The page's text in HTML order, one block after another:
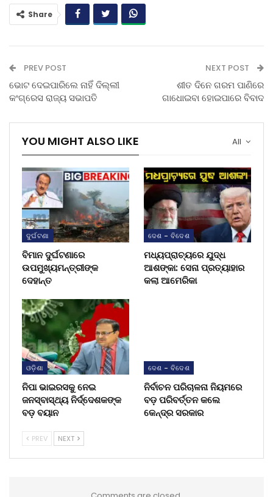
Share
PREV POST
ଭୋଟ ଦେଇପାରିଲେ ନାହିଁ ଦିଲ୍ଲୀ
କଂଗ୍ରେସ ରାଜ୍ୟ ସଭାପତି
NEXT POST
ଶୀତ ଦିନେ ଗରମ ପାଣିରେ
ଗାଧୋଇବା ହୋଇପାରେ ବିବାଦ
All
YOU MIGHT ALSO LIKE
ଦୁର୍ଘଟଣା
ବିମାନ ଦୁର୍ଘଟଣାରେ
ଉପମୁଖ୍ୟମନ୍ତ୍ରୀଙ୍କ
ଦେହାନ୍ତ
ଦେଶ - ବିଦେଶ
ମଧ୍ୟପ୍ରାଚ୍ୟରେ ଯୁଦ୍ଧ
ଆଶଙ୍କା: ସେନା ପ୍ରତ୍ୟାହାର
କଲା ଆମେରିକା
ଓଡ଼ିଶା
ନିପା ଭାଇରସକୁ ନେଇ
ଜନସ୍ବାସ୍ଥ୍ୟ ନିର୍ଦ୍ଦେଶକଙ୍କ
ବଡ଼ ବୟାନ
ଦେଶ - ବିଦେଶ
ନିର୍ବାଚନ ପରିଚାଳନା ନିୟମରେ
ବଡ଼ ପରିବର୍ତ୍ତନ କଲେ
କେନ୍ଦ୍ର ସରକାର
PREV NEXT